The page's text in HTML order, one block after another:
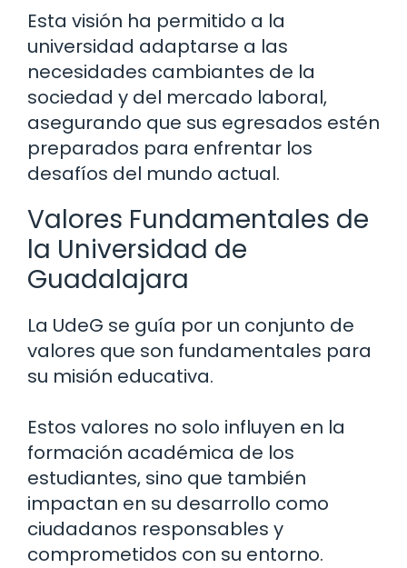
Esta visión ha permitido a la
universidad adaptarse a las
necesidades cambiantes de la
sociedad y del mercado laboral,
asegurando que sus egresados estén
preparados para enfrentar los
desafíos del mundo actual.
Valores Fundamentales de
la Universidad de
Guadalajara
La UdeG se guía por un conjunto de
valores que son fundamentales para
su misión educativa.
Estos valores no solo influyen en la
formación académica de los
estudiantes, sino que también
impactan en su desarrollo como
ciudadanos responsables y
comprometidos con su entorno.